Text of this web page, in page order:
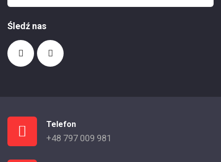
Śledź nas
Telefon
+48 797 009 981